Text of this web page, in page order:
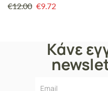
€12.00 €9.72
Κάνε